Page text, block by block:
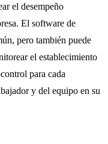
el desempeño
El software de
pero también puede
el establecimiento
para cada
y del equipo en su